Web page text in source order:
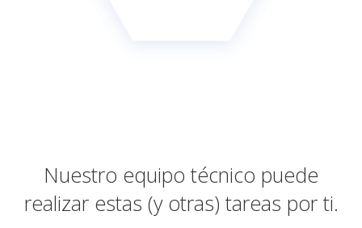
Nuestro equipo técnico puede
realizar estas (y otras) tareas por ti.